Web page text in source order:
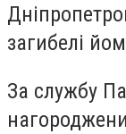
загибелі
За службу